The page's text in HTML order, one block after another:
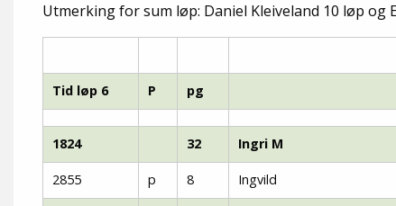
Utmerking for sum løp: Daniel Kleiveland 10 løp og
Tid løp 6 P pg
1824 32 Ingri M
2855 p 8 Ingvild